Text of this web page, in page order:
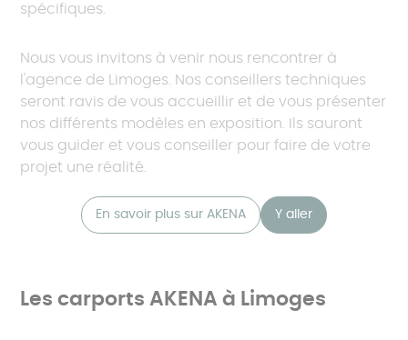
spécifiques.
Nous vous invitons à venir nous rencontrer à
l'agence de Limoges. Nos conseillers techniques
seront ravis de vous accueillir et de vous présenter
nos différents modèles en exposition. Ils sauront
vous guider et vous conseiller pour faire de votre
projet une réalité.
En savoir plus sur AKENA Y aller
Les carports AKENA à Limoges